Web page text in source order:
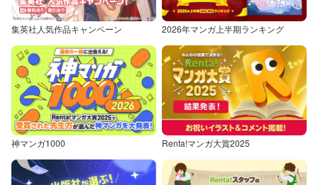
集英社人気作品キャンペーン 2026年マンガ上半期ランキング
神マンガ1000 Renta!マンガ大賞2025